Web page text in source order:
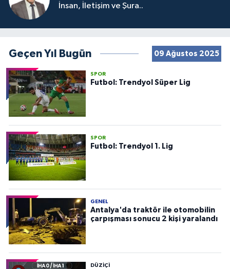
İnsan, İletişim ve Şura..
Geçen Yıl Bugün 09 Ağustos 2025
SPOR
Futbol: Trendyol Süper Lig
SPOR
Futbol: Trendyol 1. Lig
GENEL
Antalya'da traktör ile otomobilin
çarpışması sonucu 2 kişi yaralandı
DÜZIÇI